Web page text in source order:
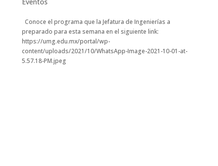
Eventos
Conoce el programa que la Jefatura de Ingenierías a
preparado para esta semana en el siguiente link:
https://umg.edu.mx/portal/wp-
content/uploads/2021/10/WhatsApp-Image-2021-10-01-at-
5.57.18-PM.jpeg